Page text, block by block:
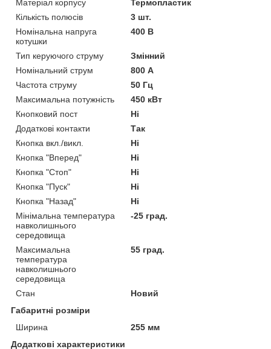
Матеріал корпусу
Термопластик
Кількість полюсів
3 шт.
Номінальна напруга
котушки
400 В
Тип керуючого струму
Змінний
Номінальний струм
800 А
Частота струму
50 Гц
Максимальна потужність
450 кВт
Кнопковий пост
Ні
Додаткові контакти
Так
Кнопка вкл./викл.
Ні
Кнопка "Вперед"
Ні
Кнопка "Стоп"
Ні
Кнопка "Пуск"
Ні
Кнопка "Назад"
Ні
Мінімальна температура
навколишнього
середовища
-25 град.
Максимальна
температура
навколишнього
середовища
55 град.
Стан
Новий
Габаритні розміри
Ширина
255 мм
Додаткові характеристики